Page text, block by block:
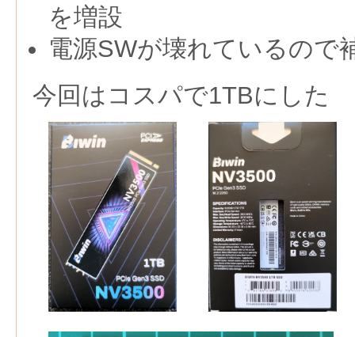
を増設
電源SWが壊れているので
今回はコスパで1TBにした